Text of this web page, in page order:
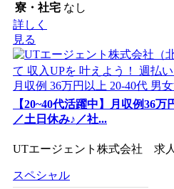
寮・社宅 なし
詳しく
見る
【20~40代活躍中】月収例36
／土日休み♪／社...
UTエージェント株式会社 求人
スペシャル